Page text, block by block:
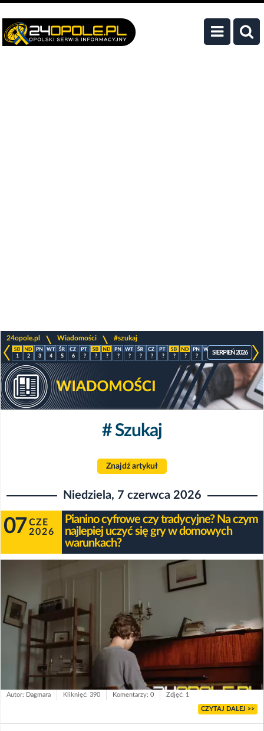
24opole.pl Wiadomości #szukaj
1 2 3 4 5 6 ? ? ? ? ? ? ? ? ? ? ? ? ? ? ?
SIERPIEŃ 2026
# Szukaj
Znajdź artykuł
Niedziela, 7 czerwca 2026
07 CZE
2026
Pianino cyfrowe czy tradycyjne? Na czym
najlepiej uczyć się gry w domowych
warunkach?
Autor: Dagmara Kliknięć: 390 Komentarzy: 0 Zdjęć: 1
CZYTAJ DALEJ >>